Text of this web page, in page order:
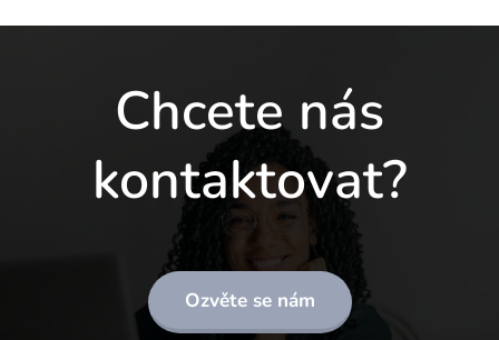
Chcete nás
kontaktovat?
Ozvěte se nám